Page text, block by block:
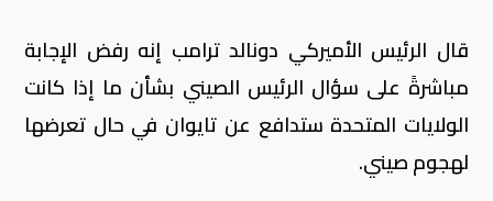
قال الرئيس الأميركي دونالد ترامب إنه رفض الإجابة
مباشرةً على سؤال الرئيس الصيني بشأن ما إذا كانت
الولايات المتحدة ستدافع عن تايوان في حال تعرضها
لهجوم صيني.